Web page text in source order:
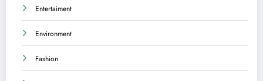
Entertaiment
Environment
Fashion